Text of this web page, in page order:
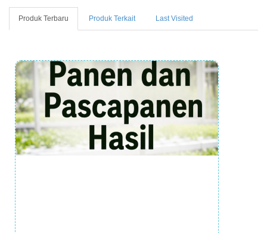
Produk Terbaru Produk Terkait Last Visited